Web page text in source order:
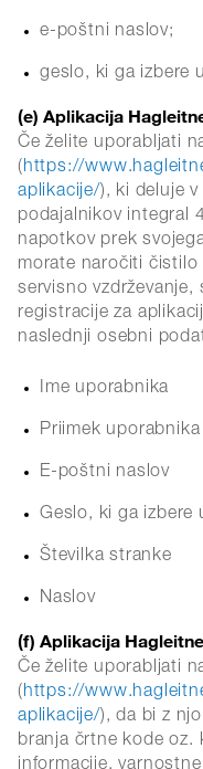
e-poštni naslov;
geslo, ki ga izbere
(e) Aplikacija
Če želite uporabljati
(https://
aplikacije/), ki deluje
podajalnikov integral
napotkov prek
morate naročiti čistilo
servisno
registracije za
naslednji osebni
Ime uporabnika
Priimek uporabnika
E-poštni naslov
Geslo, ki ga izbere
Številka stranke
Naslov
(f) Aplikacija
Če želite uporabljati
(https://
aplikacije/), da bi z
branja črtne kode oz.
informacije,